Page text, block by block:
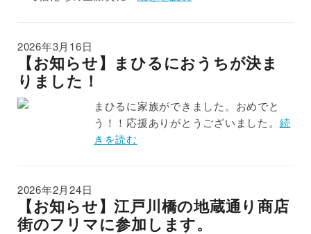
2026年3月16日
【お知らせ】まひるにおうちが決ま
りました！
まひるに家族ができました。おめでと
う！！応援ありがとうございました。 続
きを読む
2026年2月24日
【お知らせ】江戸川橋の地蔵通り商店
街のフリマに参加します。